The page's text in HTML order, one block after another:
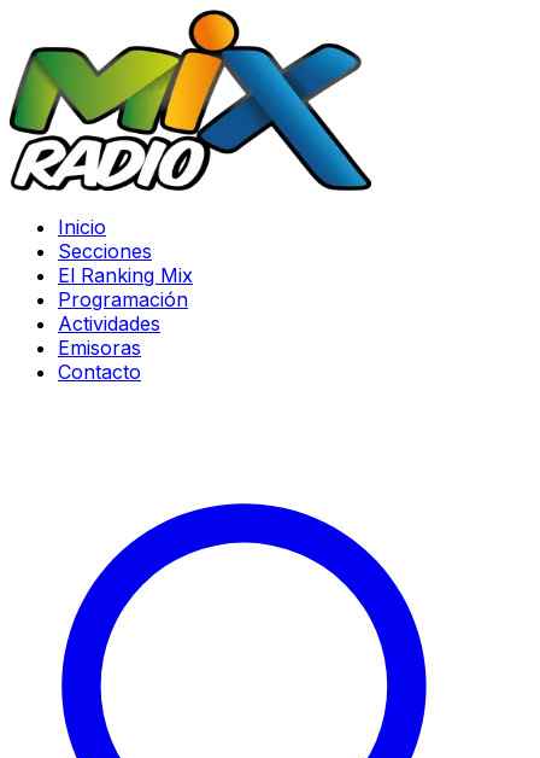
Inicio
Secciones
El Ranking Mix
Programación
Actividades
Emisoras
Contacto